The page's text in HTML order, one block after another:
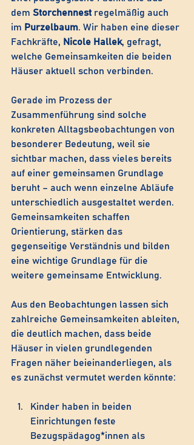
dem Storchennest regelmäßig auch
im Purzelbaum. Wir haben eine dieser
Fachkräfte, Nicole Hallek, gefragt,
welche Gemeinsamkeiten die beiden
Häuser aktuell schon verbinden.
Gerade im Prozess der
Zusammenführung sind solche
konkreten Alltagsbeobachtungen von
besonderer Bedeutung, weil sie
sichtbar machen, dass vieles bereits
auf einer gemeinsamen Grundlage
beruht – auch wenn einzelne Abläufe
unterschiedlich ausgestaltet werden.
Gemeinsamkeiten schaffen
Orientierung, stärken das
gegenseitige Verständnis und bilden
eine wichtige Grundlage für die
weitere gemeinsame Entwicklung.
Aus den Beobachtungen lassen sich
zahlreiche Gemeinsamkeiten ableiten,
die deutlich machen, dass beide
Häuser in vielen grundlegenden
Fragen näher beieinanderliegen, als
es zunächst vermutet werden könnte:
Kinder haben in beiden
Einrichtungen feste
Bezugspädagog*innen als